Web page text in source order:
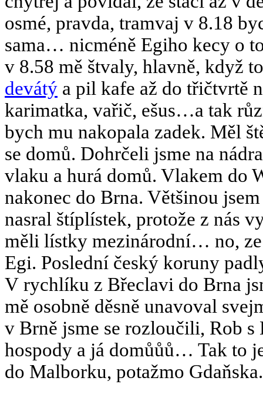
osmé, pravda, tramvaj v 8.18
sama… nicméně Egiho kecy o
v 8.58 mě štvaly, hlavně, když
devátý a pil kafe až do třičtvrtě
karimatka, vařič, ešus…a tak
bych mu nakopala zadek. Měl
se domů. Dohrčeli jsme na
vlaku a hurá domů. Vlakem do
nakonec do Brna. Většinou
nasral štíplístek, protože z nás
měli lístky mezinárodní… no, ze
Egi. Poslední český koruny
V rychlíku z Břeclavi do Brna
mě osobně děsně unavoval
v Brně jsme se rozloučili, Rob
hospody a já domůůů… Tak to
do Malborku, potažmo Gdaňska.